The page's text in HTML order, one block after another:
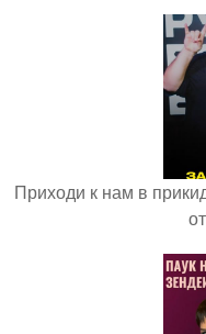
Приходи к нам в